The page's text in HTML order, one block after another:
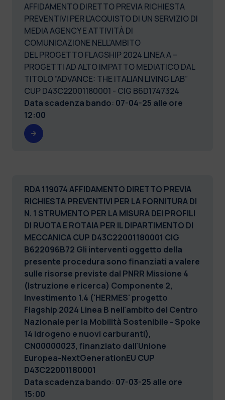
AFFIDAMENTO DIRETTO PREVIA RICHIESTA
PREVENTIVI PER L’ACQUISTO DI UN SERVIZIO DI
MEDIA AGENCY E ATTIVITÀ DI
COMUNICAZIONE NELL’AMBITO
DEL PROGETTO FLAGSHIP 2024 LINEA A –
PROGETTI AD ALTO IMPATTO MEDIATICO DAL
TITOLO “ADVANCE: THE ITALIAN LIVING LAB”
CUP D43C22001180001 - CIG B6D1747324
Data scadenza bando: 07-04-25 alle ore
12:00
RDA 119074 AFFIDAMENTO DIRETTO PREVIA
RICHIESTA PREVENTIVI PER LA FORNITURA DI
N. 1 STRUMENTO PER LA MISURA DEI PROFILI
DI RUOTA E ROTAIA PER IL DIPARTIMENTO DI
MECCANICA CUP D43C22001180001 CIG
B622096B72 Gli interventi oggetto della
presente procedura sono finanziati a valere
sulle risorse previste dal PNRR Missione 4
(Istruzione e ricerca) Componente 2,
Investimento 1.4 ('HERMES' progetto
Flagship 2024 Linea B nell'ambito del Centro
Nazionale per la Mobilità Sostenibile - Spoke
14 idrogeno e nuovi carburanti),
CN00000023, finanziato dall'Unione
Europea-NextGenerationEU CUP
D43C22001180001
Data scadenza bando: 07-03-25 alle ore
15:00